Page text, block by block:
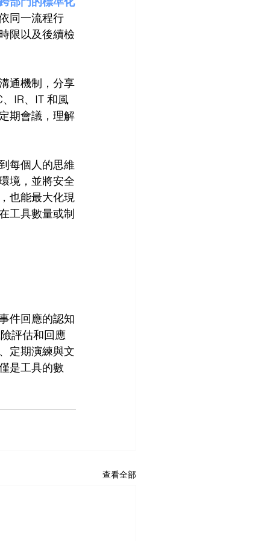
同一流程行
限以及後續檢
通機制，分享
IR、IT 和風
期會議，理解
每個人的思維
境，並將安全
也能最大化現
工具數量或制
件回應的認知
評估和回應
定期演練與文
是工具的數
查看全部